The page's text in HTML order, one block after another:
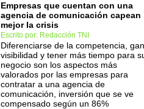
Empresas que cuentan con una
agencia de comunicación capean
mejor la crisis
Escrito por: Redacción TNI
Diferenciarse de la competencia,
visibilidad y tener más tiempo para
negocio son los aspectos más
valorados por las empresas para
contratar a una agencia de
comunicación, inversión que se ve
compensado según un 86%